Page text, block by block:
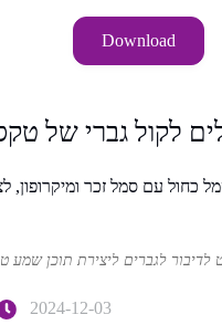
Download
לקול גברי של
2024-12-03